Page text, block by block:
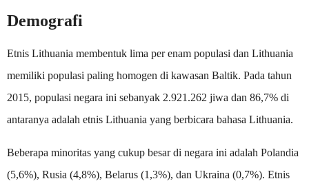
Demografi
Etnis Lithuania membentuk lima per enam populasi dan Lithuania
memiliki populasi paling homogen di kawasan Baltik. Pada tahun
2015, populasi negara ini sebanyak 2.921.262 jiwa dan 86,7% di
antaranya adalah etnis Lithuania yang berbicara bahasa Lithuania.
Beberapa minoritas yang cukup besar di negara ini adalah Polandia
(5,6%), Rusia (4,8%), Belarus (1,3%), dan Ukraina (0,7%). Etnis